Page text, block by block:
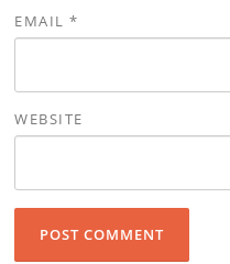
EMAIL*
WEBSITE